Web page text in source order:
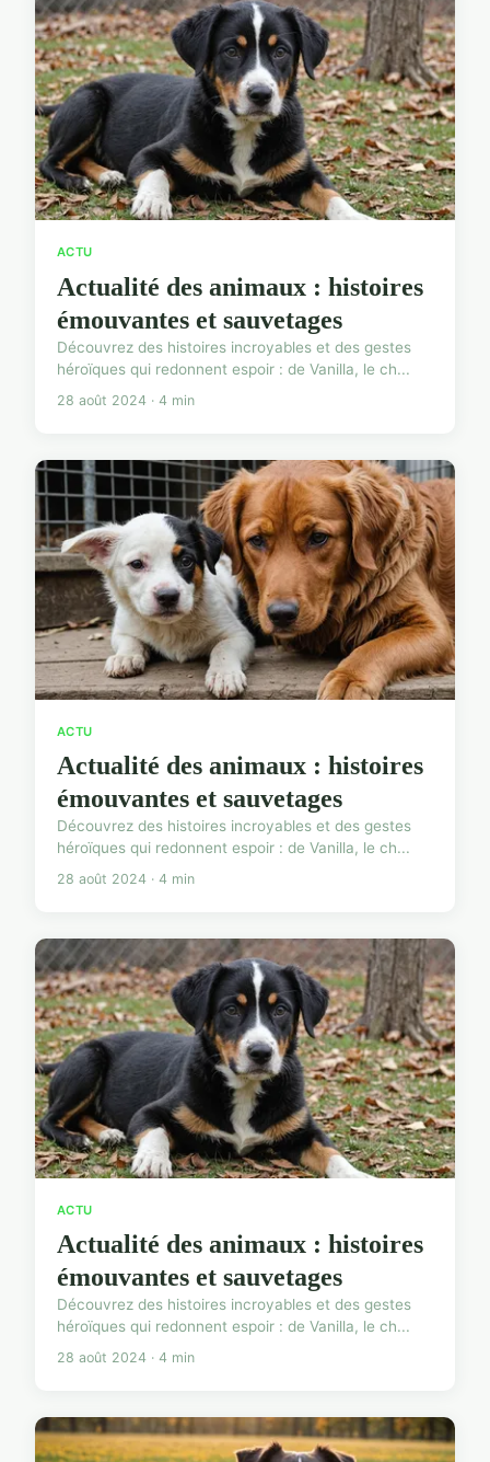
ACTU
Actualité des animaux : histoires
émouvantes et sauvetages
Découvrez des histoires incroyables et des gestes
héroïques qui redonnent espoir : de Vanilla, le ch...
28 août 2024 · 4 min
ACTU
Actualité des animaux : histoires
émouvantes et sauvetages
Découvrez des histoires incroyables et des gestes
héroïques qui redonnent espoir : de Vanilla, le ch...
28 août 2024 · 4 min
ACTU
Actualité des animaux : histoires
émouvantes et sauvetages
Découvrez des histoires incroyables et des gestes
héroïques qui redonnent espoir : de Vanilla, le ch...
28 août 2024 · 4 min